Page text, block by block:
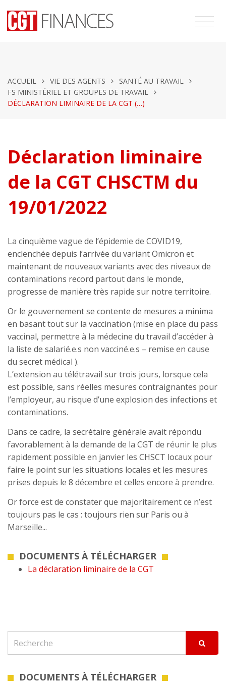
ACCUEIL VIE DES AGENTS
SANTÉ AU TRAVAIL
FS MINISTÉRIEL ET GROUPES DE TRAVAIL
DÉCLARATION LIMINAIRE DE LA CGT (…)
Déclaration liminaire
de la CGT CHSCTM du
19/01/2022
La cinquième vague de l’épidemie de COVID19,
enclenchée depuis l’arrivée du variant Omicron et
maintenant de nouveaux variants avec des niveaux de
contaminations record partout dans le monde,
progresse de manière très rapide sur notre territoire.
Or le gouvernement se contente de mesures a minima
en basant tout sur la vaccination (mise en place du pass
vaccinal, permettre à la médecine du travail d’accéder à
la liste de salarié.e.s non vacciné.e.s – remise en cause
du secret médical ).
L’extension au télétravail sur trois jours, lorsque cela
est possible, sans réelles mesures contraignantes pour
l’employeur, au risque d’une explosion des infections et
contaminations.
Dans ce cadre, la secrétaire générale avait répondu
favorablement à la demande de la CGT de réunir le plus
rapidement possible en janvier les CHSCT locaux pour
faire le point sur les situations locales et les mesures
prises depuis le 8 décembre et celles encore à prendre.
Or force est de constater que majoritairement ce n’est
toujours pas le cas : toujours rien sur Paris ou à
Marseille...
DOCUMENTS À TÉLÉCHARGER
La déclaration liminaire de la CGT
DOCUMENTS À TÉLÉCHARGER